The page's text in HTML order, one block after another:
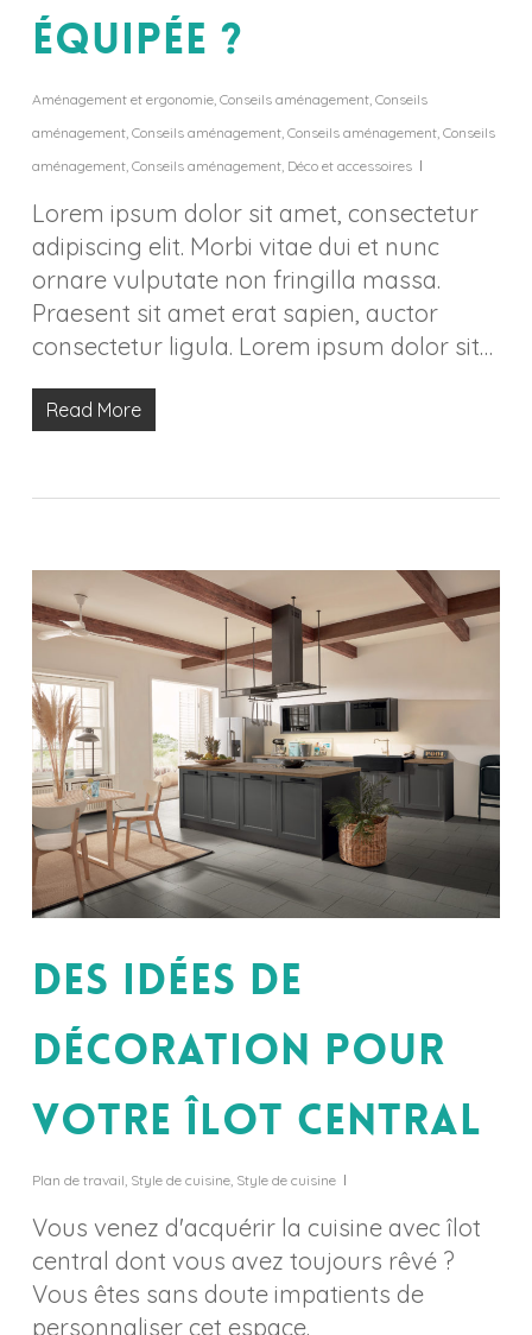
équipée ?
Aménagement et ergonomie, Conseils aménagement, Conseils
aménagement, Conseils aménagement, Conseils aménagement, Conseils
aménagement, Conseils aménagement, Déco et accessoires
Lorem ipsum dolor sit amet, consectetur
adipiscing elit. Morbi vitae dui et nunc
ornare vulputate non fringilla massa.
Praesent sit amet erat sapien, auctor
consectetur ligula. Lorem ipsum dolor sit…
Read More
Des idées de
décoration pour
votre îlot central
Plan de travail Style de cuisine, Style de cuisine
Vous venez d'acquérir la cuisine avec îlot
central dont vous avez toujours rêvé ?
Vous êtes sans doute impatients de
personnaliser cet espace.